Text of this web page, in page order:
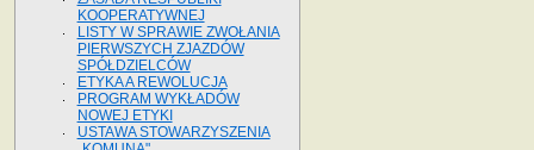
KOOPERATYWNEJ
LISTY W SPRAWIE ZWOŁANIA
PIERWSZYCH ZJAZDÓW
SPÓŁDZIELCÓW
ETYKA A REWOLUCJA
PROGRAM WYKŁADÓW
NOWEJ ETYKI
USTAWA STOWARZYSZENIA